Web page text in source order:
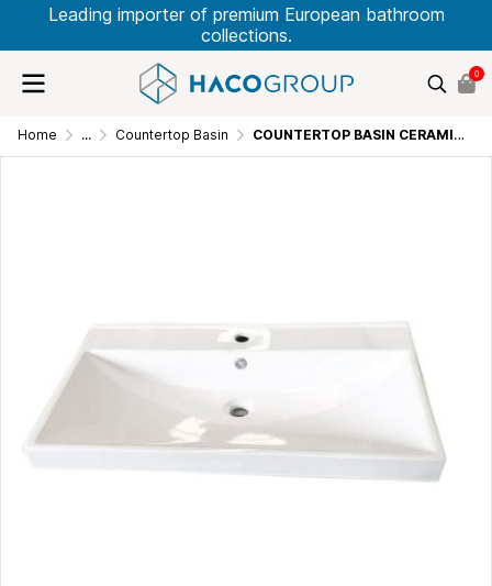
Leading importer of premium European bathroom
collections.
0
Home ... Countertop Basin COUNTERTOP BASIN CERAMIC 80.0 CM LB-ARCO-800C-CT